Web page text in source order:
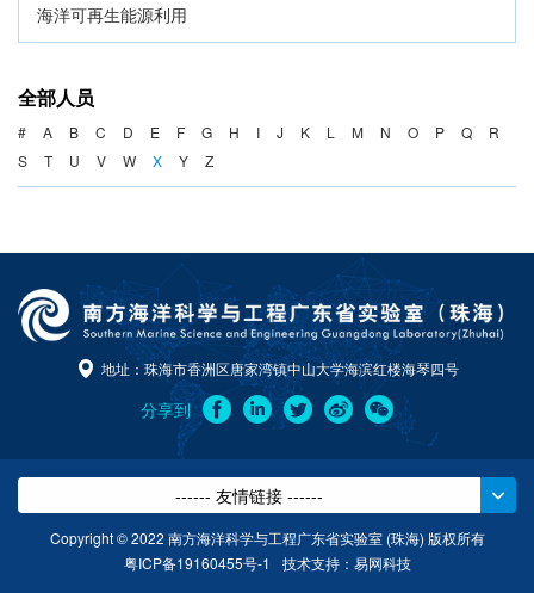
海洋可再生能源利用
海洋产业与政策
海洋可持续发展
全部人员
# A B C D E F G H I J K L M N O P Q
R
S
T U V W X Y Z
地址：珠海市香洲区唐家湾镇中山大学海滨红楼海琴四号
分享到
------ 友情链接 ------
Copyright © 2022 南方海洋科学与工程广东省实验室 (珠海) 版权所有
粤ICP备19160455号-1
技术支持： 易网科技